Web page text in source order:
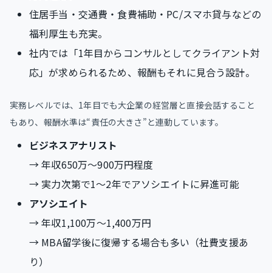
住居手当・交通費・食費補助・PC/スマホ貸与などの
福利厚生も充実。
社内では「1年目からコンサルとしてクライアント対
応」が求められるため、報酬もそれに見合う設計。
実務レベルでは、1年目でも大企業の経営層と直接会話すること
もあり、報酬水準は“責任の大きさ”と連動しています。
ビジネスアナリスト
→ 年収650万〜900万円程度
→ 実力次第で1〜2年でアソシエイトに昇進可能
アソシエイト
→ 年収1,100万〜1,400万円
→ MBA留学後に復帰する場合も多い（社費支援あ
り）